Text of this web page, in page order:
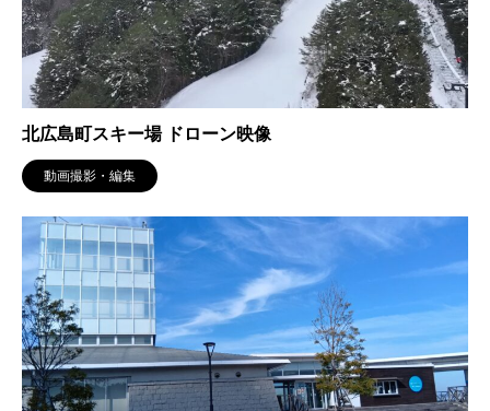
北広島町スキー場 ドローン映像
動画撮影・編集